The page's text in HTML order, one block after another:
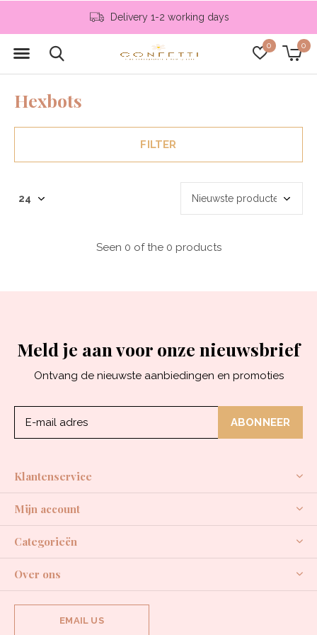
0 0
Delivery 1-2 working days
Hexbots
FILTER
Seen 0 of the 0 products
Meld je aan voor onze nieuwsbrief
Ontvang de nieuwste aanbiedingen en promoties
ABONNEER
Klantenservice
Mijn account
Categorieën
Over ons
EMAIL US